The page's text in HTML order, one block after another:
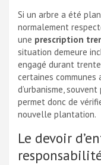
Si un arbre a été
normalement
une prescription
situation demeure
engagé durant
certaines
d’urbanisme,
permet donc de
nouvelle plantation.
Le devoir